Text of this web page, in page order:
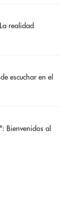
realidad
escuchar en el
Bienvenidos al